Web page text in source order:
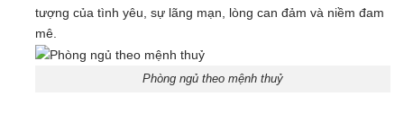
tượng của tình yêu, sự lãng mạn, lòng can đảm và niềm đam
mê.
Phòng ngủ theo mệnh thuỷ